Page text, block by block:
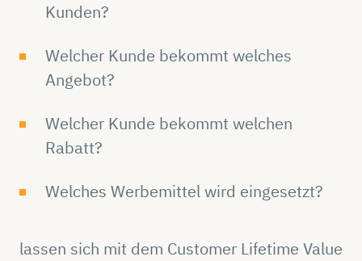
Kunden?
Welcher Kunde bekommt welches
Angebot?
Welcher Kunde bekommt welchen
Rabatt?
Welches Werbemittel wird eingesetzt?
lassen sich mit dem Customer Lifetime Value